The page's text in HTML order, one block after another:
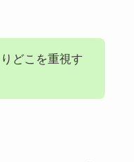
どこを重視す